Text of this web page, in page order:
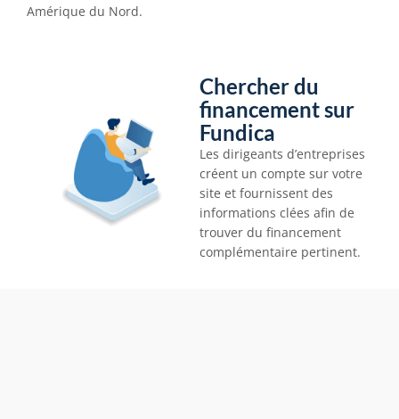
Amérique du Nord.
Chercher du
financement sur
Fundica
Les dirigeants d’entreprises
créent un compte sur votre
site et fournissent des
informations clées afin de
trouver du financement
complémentaire pertinent.